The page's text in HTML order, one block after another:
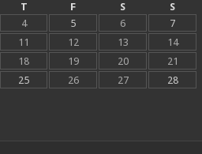
T F S
S
4 5 6
7
11 12 13
14
18 19 20
21
25 26 27
28